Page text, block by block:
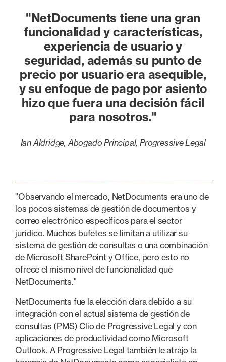
"NetDocuments tiene una gran
funcionalidad y características,
experiencia de usuario y
seguridad, además su punto de
precio por usuario era asequible,
y su enfoque de pago por asiento
hizo que fuera una decisión fácil
para nosotros."
Ian Aldridge, Abogado Principal, Progressive Legal
‍"Observando el mercado, NetDocuments era uno de
los pocos sistemas de gestión de documentos y
correo electrónico específicos para el sector
jurídico. Muchos bufetes se limitan a utilizar su
sistema de gestión de consultas o una combinación
de Microsoft SharePoint y Office, pero esto no
ofrece el mismo nivel de funcionalidad que
NetDocuments."
NetDocuments fue la elección clara debido a su
integración con el actual sistema de gestión de
consultas (PMS) Clio de Progressive Legal y con
aplicaciones de productividad como Microsoft
Outlook. A Progressive Legal también le atrajo la